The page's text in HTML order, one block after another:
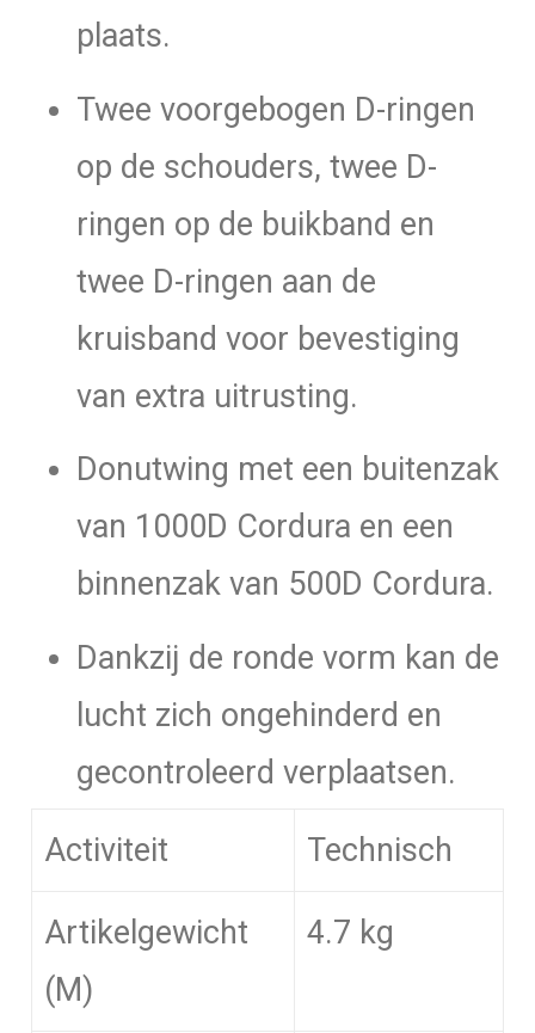
plaats.
Twee voorgebogen D-ringen
op de schouders, twee D-
ringen op de buikband en
twee D-ringen aan de
kruisband voor bevestiging
van extra uitrusting.
Donutwing met een buitenzak
van 1000D Cordura en een
binnenzak van 500D Cordura.
Dankzij de ronde vorm kan de
lucht zich ongehinderd en
gecontroleerd verplaatsen.
Activiteit Technisch
Artikelgewicht
(M)
4.7 kg